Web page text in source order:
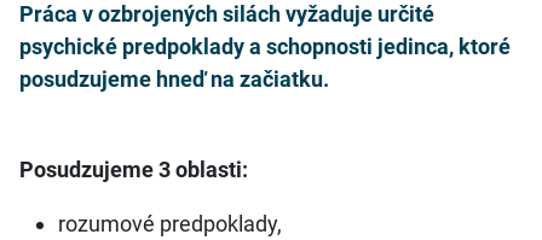
Práca v ozbrojených silách vyžaduje určité
psychické predpoklady a schopnosti jedinca, ktoré
posudzujeme hneď na začiatku.
Posudzujeme 3 oblasti:
rozumové predpoklady,